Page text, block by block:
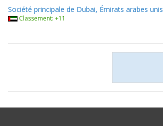
Société principale de Dubai, Émirats arabes unis
Classement: +11